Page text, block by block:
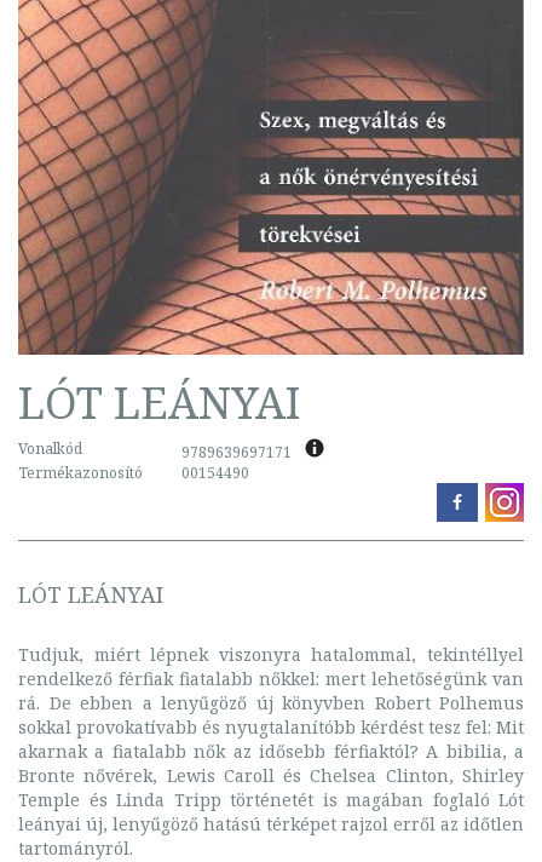
LÓT LEÁNYAI
Vonalkód
9789639697171
Termékazonosító
00154490
LÓT LEÁNYAI
Tudjuk, miért lépnek viszonyra hatalommal, tekintéllyel
rendelkező férfiak fiatalabb nőkkel: mert lehetőségünk van
rá. De ebben a lenyűgöző új könyvben Robert Polhemus
sokkal provokatívabb és nyugtalanítóbb kérdést tesz fel: Mit
akarnak a fiatalabb nők az idősebb férfiaktól? A bibilia, a
Bronte nővérek, Lewis Caroll és Chelsea Clinton, Shirley
Temple és Linda Tripp történetét is magában foglaló Lót
leányai új, lenyűgöző hatású térképet rajzol erről az időtlen
tartományról.